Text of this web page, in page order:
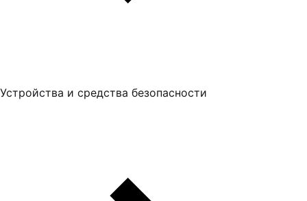
Устройства и средства безопасности